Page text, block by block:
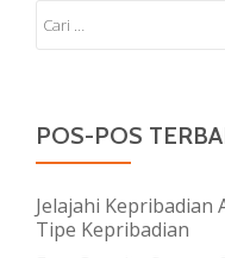
POS-POS
Jelajahi Kepribadian
Tipe Kepribadian